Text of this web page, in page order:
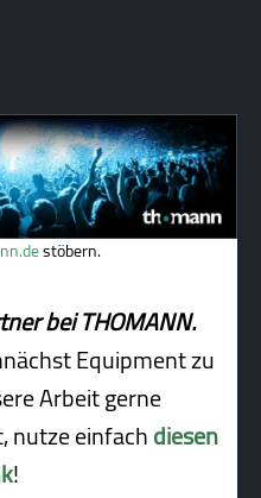
stöbern.
bei THOMANN.
Equipment zu
Arbeit gerne
nutze einfachdiesen
!